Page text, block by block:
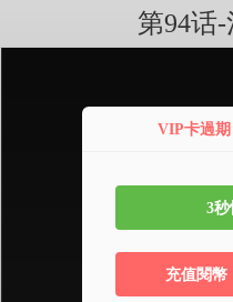
第94话
VIP卡過
3
充值閱幣